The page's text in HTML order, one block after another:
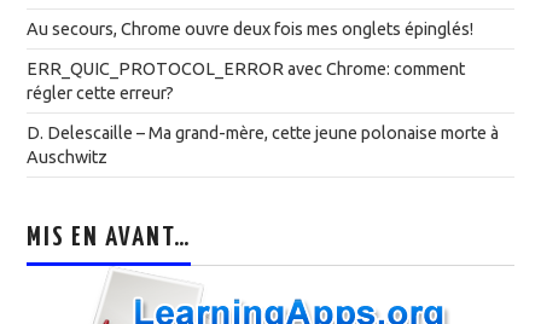
Au secours, Chrome ouvre deux fois mes onglets épinglés!
ERR_QUIC_PROTOCOL_ERROR avec Chrome: comment
régler cette erreur?
D. Delescaille – Ma grand-mère, cette jeune polonaise morte à
Auschwitz
MIS EN AVANT…